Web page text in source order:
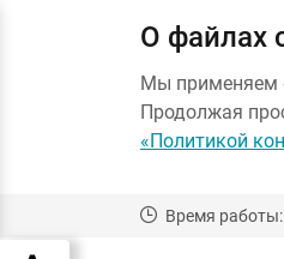
О файлах
Мы применяем
Продолжая
«Политикой
Время работы: